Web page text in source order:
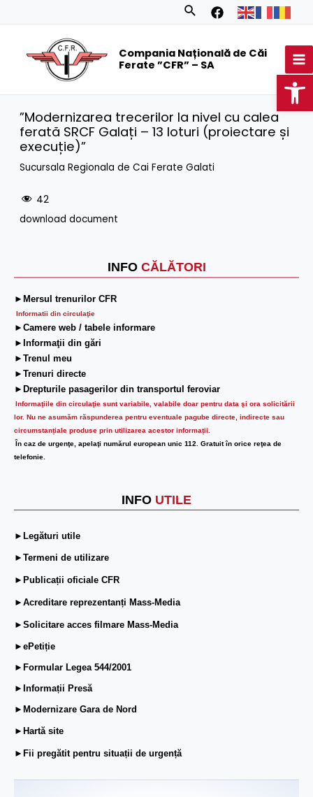
Search
Compania Națională de Căi
Ferate ”CFR” – SA
INFO CĂLĂTORI
►Mersul trenurilor CFR
Informatii din circulaţie
►Camere web / tabele informare
►Informaţii din gări
►Trenul meu
►Trenuri directe
►Drepturile pasagerilor din transportul feroviar
Informaţiile din circulaţie sunt variabile, valabile doar pentru data şi ora solicitării
lor. Nu ne asumăm răspunderea pentru eventuale pagube directe, indirecte sau
circumstanțiale produse prin utilizarea acestor informații.
În caz de urgenţe, apelaţi numărul european unic 112. Gratuit în orice reţea de
telefonie.
INFO UTILE
►Legături utile
►Termeni de utilizare
►Publicații oficiale CFR
►Acreditare reprezentanți Mass-Media
►Solicitare acces filmare Mass-Media
►ePetiție
►Formular Legea 544/2001
►Informații Presă
►Modernizare Gara de Nord
►Hartă site
►Fii pregătit pentru situații de urgență
”Modernizarea trecerilor la nivel cu calea
ferată SRCF Galați – 13 loturi (proiectare și
execuție)”
Sucursala Regionala de Cai Ferate Galati
42
download document